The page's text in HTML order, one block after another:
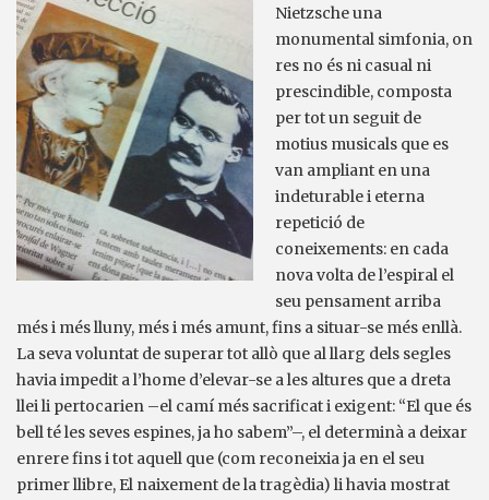
Nietzsche una
monumental simfonia, on
res no és ni casual ni
prescindible, composta
per tot un seguit de
motius musicals que es
van ampliant en una
indeturable i eterna
repetició de
coneixements: en cada
nova volta de l’espiral el
seu pensament arriba
més i més lluny, més i més amunt, fins a situar-se més enllà.
La seva voluntat de superar tot allò que al llarg dels segles
havia impedit a l’home d’elevar-se a les altures que a dreta
llei li pertocarien –el camí més sacrificat i exigent: “El que és
bell té les seves espines, ja ho sabem”–, el determinà a deixar
enrere fins i tot aquell que (com reconeixia ja en el seu
primer llibre, El naixement de la tragèdia) li havia mostrat